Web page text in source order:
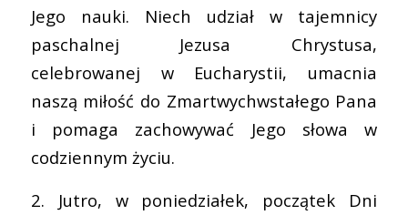
Jego nauki. Niech udział w tajemnicy
paschalnej Jezusa Chrystusa,
celebrowanej w Eucharystii, umacnia
naszą miłość do Zmartwychwstałego Pana
i pomaga zachowywać Jego słowa w
codziennym życiu.
2. Jutro, w poniedziałek, początek Dni